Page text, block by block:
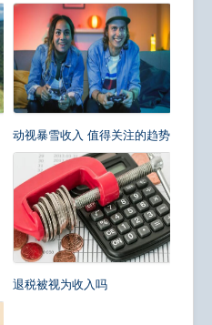
动视暴雪收入 值得关注的趋势
退税被视为收入吗